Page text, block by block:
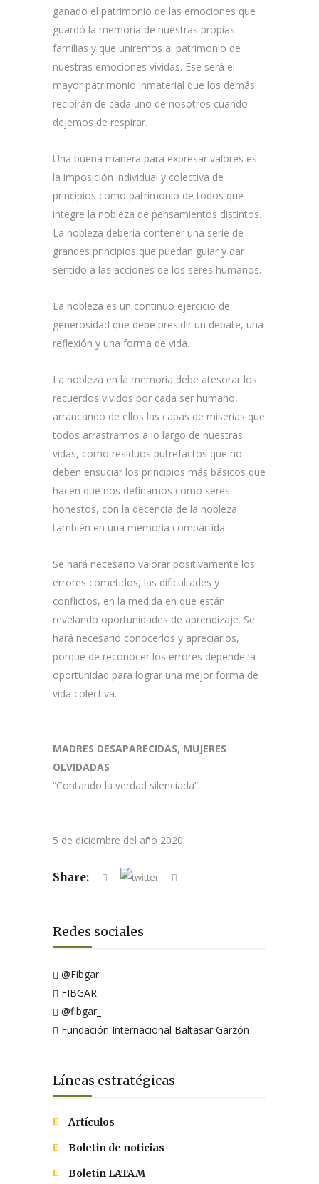
ganado el patrimonio de las emociones que
guardó la memoria de nuestras propias
familias y que uniremos al patrimonio de
nuestras emociones vividas. Ese será el
mayor patrimonio inmaterial que los demás
recibirán de cada uno de nosotros cuando
dejemos de respirar.
Una buena manera para expresar valores es
la imposición individual y colectiva de
principios como patrimonio de todos que
integre la nobleza de pensamientos distintos.
La nobleza debería contener una serie de
grandes principios que puedan guiar y dar
sentido a las acciones de los seres humanos.
La nobleza es un continuo ejercicio de
generosidad que debe presidir un debate, una
reflexión y una forma de vida.
La nobleza en la memoria debe atesorar los
recuerdos vividos por cada ser humano,
arrancando de ellos las capas de miserias que
todos arrastramos a lo largo de nuestras
vidas, como residuos putrefactos que no
deben ensuciar los principios más básicos que
hacen que nos definamos como seres
honestos, con la decencia de la nobleza
también en una memoria compartida.
Se hará necesario valorar positivamente los
errores cometidos, las dificultades y
conflictos, en la medida en que están
revelando oportunidades de aprendizaje. Se
hará necesario conocerlos y apreciarlos,
porque de reconocer los errores depende la
oportunidad para lograr una mejor forma de
vida colectiva.
MADRES DESAPARECIDAS, MUJERES
OLVIDADAS
“Contando la verdad silenciada”
5 de diciembre del año 2020.
Share:
Redes sociales
@Fibgar
FIBGAR
@fibgar_
Fundación Internacional Baltasar Garzón
Líneas estratégicas
Artículos
Boletin de noticias
Boletin LATAM